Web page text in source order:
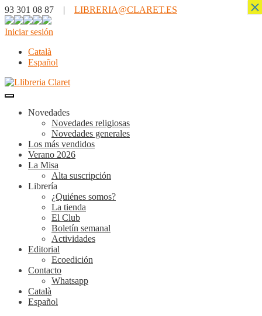
93 301 08 87 | LIBRERIA@CLARET.ES
Iniciar sesión
Català
Español
Novedades
Novedades religiosas
Novedades generales
Los más vendidos
Verano 2026
La Misa
Alta suscripción
Librería
¿Quiénes somos?
La tienda
El Club
Boletín semanal
Actividades
Editorial
Ecoedición
Contacto
Whatsapp
Català
Español
×